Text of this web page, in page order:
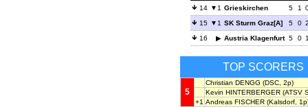
14
1 Grieskirchen 5 1
15
1 SK Sturm Graz[A] 5 0
16
Austria Klagenfurt 5 0
TOP SCORERS
5
Christian DENGG (DSC, 2p)
Kevin HINTERBERGER (ATSV
+1 Andreas FISCHER (Kalsdorf,